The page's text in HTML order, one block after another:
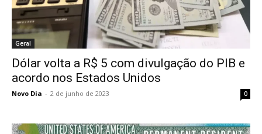
Geral
Dólar volta a R$ 5 com divulgação do PIB e
acordo nos Estados Unidos
Novo Dia - 2 de junho de 2023 0